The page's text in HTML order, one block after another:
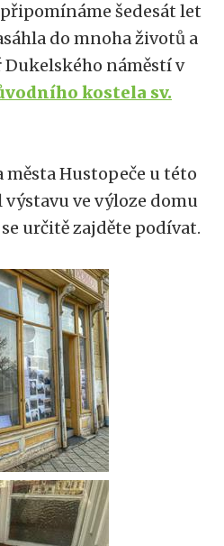
šedesát let
do mnoha životů a
náměstí v
kostela sv.
Hustopeče u této
ve výloze domu
určitě zajděte podívat.